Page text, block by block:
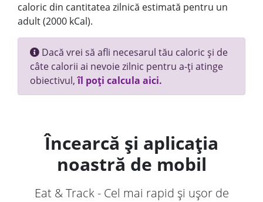
caloric din cantitatea zilnică estimată pentru un
adult (2000 kCal).
Dacă vrei să afli necesarul tău caloric și de
câte calorii ai nevoie zilnic pentru a-ți atinge
obiectivul,îl poți calcula aici.
Încearcă și aplicația
noastră de mobil
Eat & Track - Cel mai rapid și ușor de